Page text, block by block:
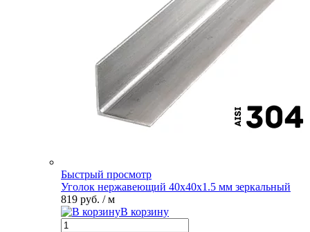
Быстрый просмотр
Уголок нержавеющий 40х40х1.5 мм зеркальный
819 руб. / м
В корзину